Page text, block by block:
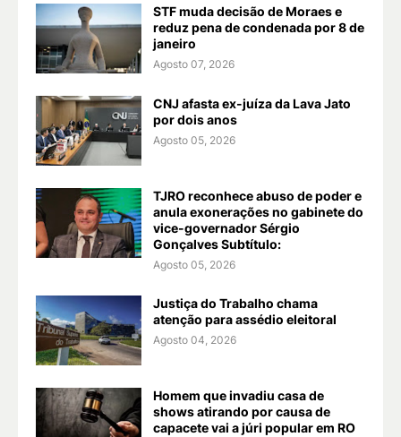
STF muda decisão de Moraes e
reduz pena de condenada por 8 de
janeiro
Agosto 07, 2026
CNJ afasta ex-juíza da Lava Jato
por dois anos
Agosto 05, 2026
TJRO reconhece abuso de poder e
anula exonerações no gabinete do
vice-governador Sérgio
Gonçalves Subtítulo:
Agosto 05, 2026
Justiça do Trabalho chama
atenção para assédio eleitoral
Agosto 04, 2026
Homem que invadiu casa de
shows atirando por causa de
capacete vai a júri popular em RO